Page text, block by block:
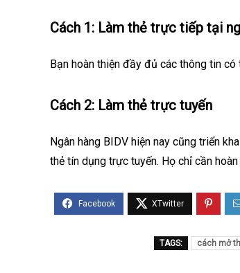
Cách 1: Làm thẻ trực tiếp tại
Bạn hoàn thiện đầy đủ các thông tin
Cách 2: Làm thẻ trực tuyến
Ngân hàng BIDV hiện nay cũng triển
thẻ tín dụng trực tuyến. Họ chỉ cần
TAGS: cách mở